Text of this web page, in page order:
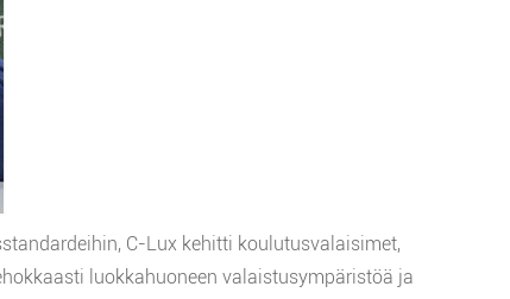
C-Lux kehitti koulutusvalaisimet,
luokkahuoneen valaistusympäristöä ja